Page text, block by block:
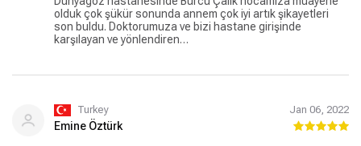
olduk çok şükür sonunda annem çok iyi artık şikayetleri
son buldu. Doktorumuza ve bizi hastane girişinde
karşılayan ve yönlendiren…
Turkey Jan 06, 2022
Emine Öztürk